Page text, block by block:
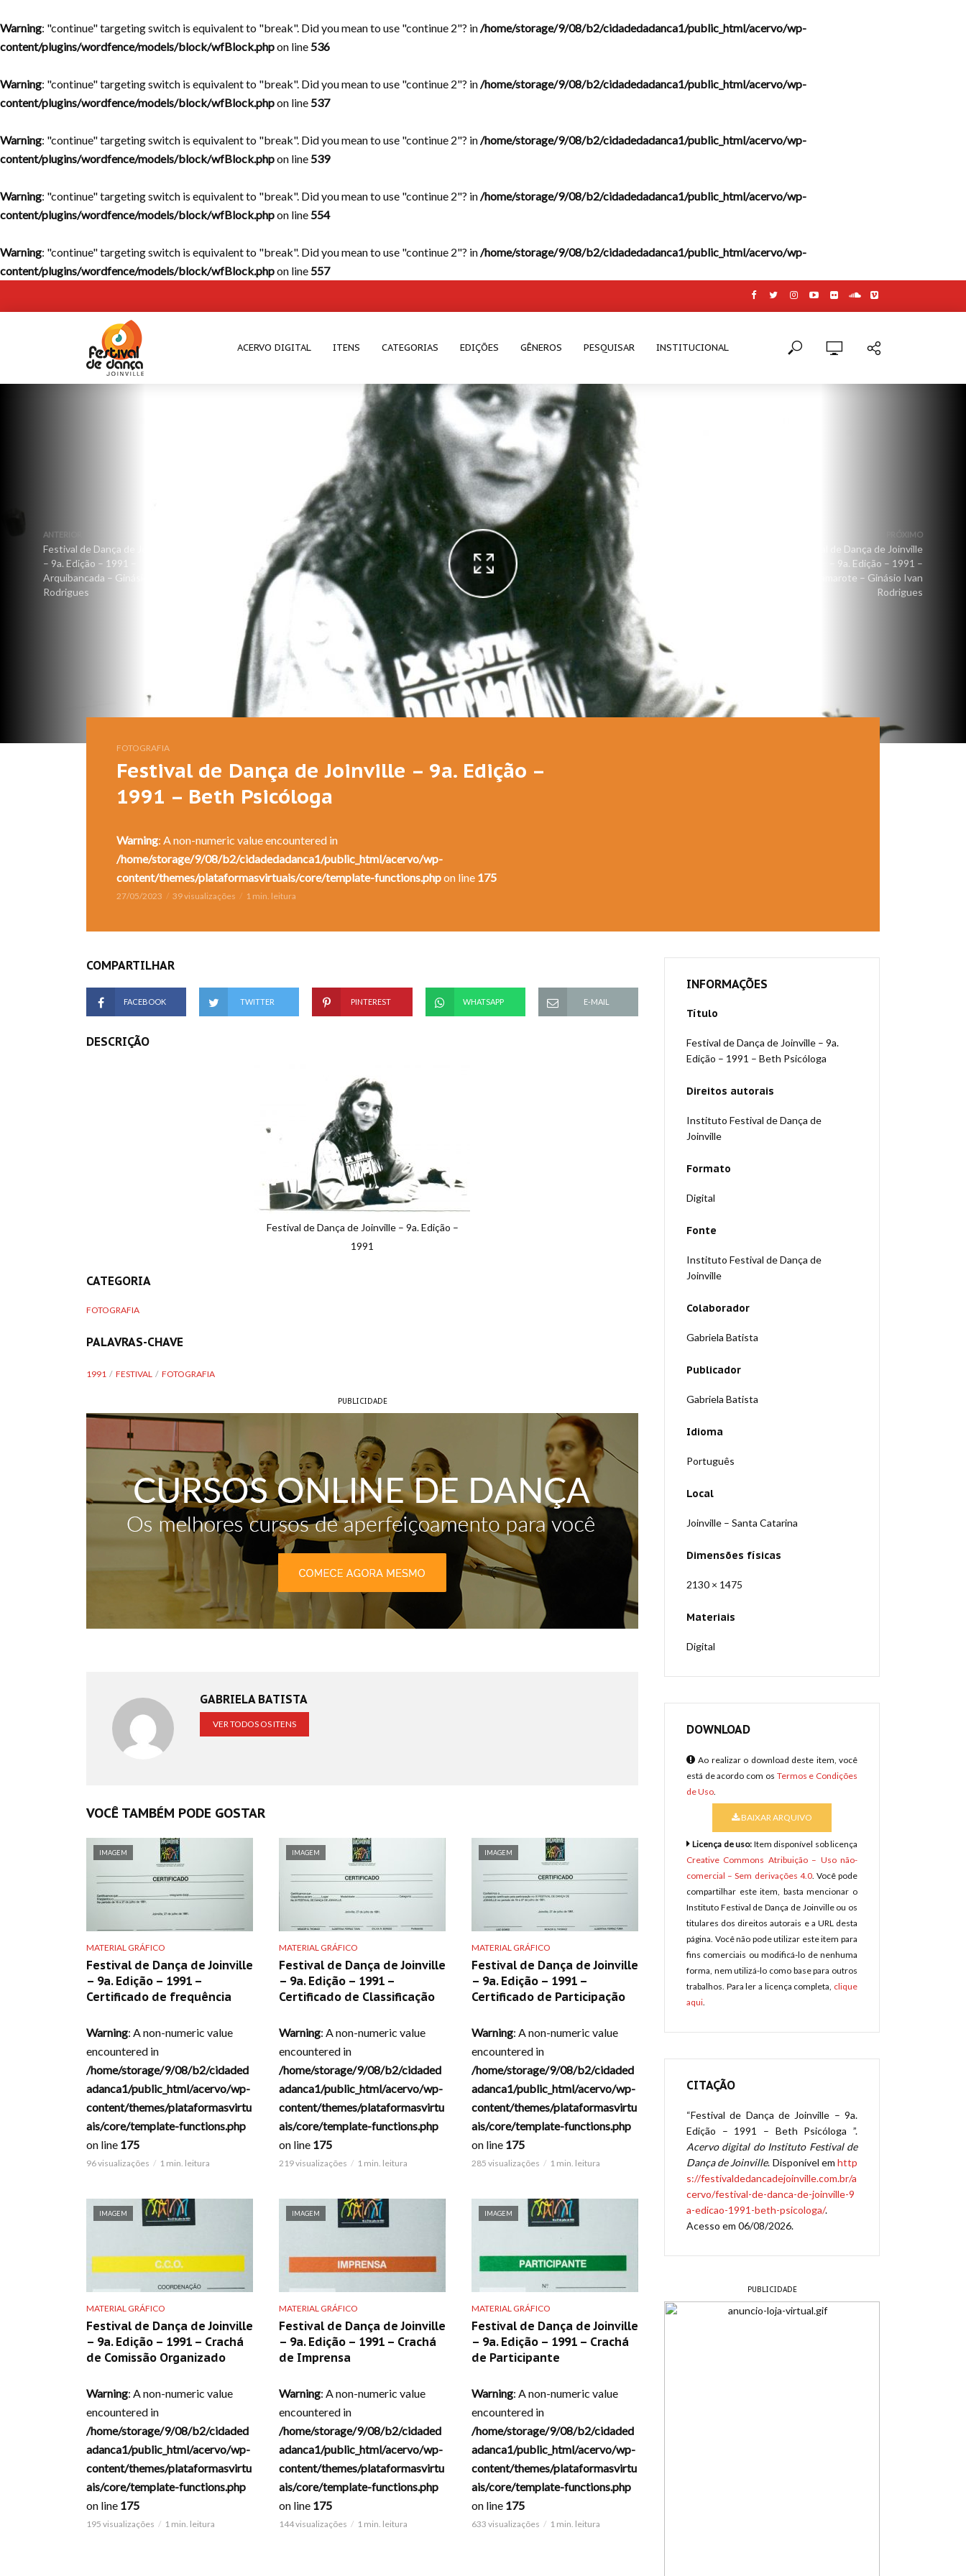
Warning: "continue" targeting switch is equivalent to "break". Did you mean to use "continue 2"? in/home/storage/9/08/b2/cidadedadanca1/public_html/acervo/wp-
content/plugins/wordfence/models/block/wfBlock.phpon line536
Warning: "continue" targeting switch is equivalent to "break". Did you mean to use "continue 2"? in/home/storage/9/08/b2/cidadedadanca1/public_html/acervo/wp-
content/plugins/wordfence/models/block/wfBlock.phpon line537
Warning: "continue" targeting switch is equivalent to "break". Did you mean to use "continue 2"? in/home/storage/9/08/b2/cidadedadanca1/public_html/acervo/wp-
content/plugins/wordfence/models/block/wfBlock.phpon line539
Warning: "continue" targeting switch is equivalent to "break". Did you mean to use "continue 2"? in/home/storage/9/08/b2/cidadedadanca1/public_html/acervo/wp-
content/plugins/wordfence/models/block/wfBlock.phpon line554
Warning: "continue" targeting switch is equivalent to "break". Did you mean to use "continue 2"? in/home/storage/9/08/b2/cidadedadanca1/public_html/acervo/wp-
content/plugins/wordfence/models/block/wfBlock.phpon line557
ACERVO DIGITAL ITENS CATEGORIAS EDIÇÕES GÊNEROS PESQUISAR INSTITUCIONAL
ANTERIOR
Festival de Dança de Joinville
– 9a. Edição – 1991 –
Arquibancada – Ginásio Ivan
Rodrigues
PRÓXIMO
Festival de Dança de Joinville
– 9a. Edição – 1991 –
Camarote – Ginásio Ivan
Rodrigues
FOTOGRAFIA
Festival de Dança de Joinville – 9a. Edição –
1991 – Beth Psicóloga
Warning: A non-numeric value encountered in
/home/storage/9/08/b2/cidadedadanca1/public_html/acervo/wp-
content/themes/plataformasvirtuais/core/template-functions.phpon line 175
27/05/2023 39 visualizações 1 min. leitura
COMPARTILHAR
FACEBOOK TWITTER PINTEREST WHATSAPP E-MAIL
DESCRIÇÃO
Festival de Dança de Joinville – 9a. Edição –
1991
CATEGORIA
FOTOGRAFIA
PALAVRAS-CHAVE
1991 FESTIVAL FOTOGRAFIA
PUBLICIDADE
GABRIELA BATISTA
VER TODOS OS ITENS
VOCÊ TAMBÉM PODE GOSTAR
IMAGEM
MATERIAL GRÁFICO
Festival de Dança de Joinville
– 9a. Edição – 1991 –
Certificado de frequência
Warning: A non-numeric value
encountered in
/home/storage/9/08/b2/cidaded
adanca1/public_html/acervo/wp-
content/themes/plataformasvirtu
ais/core/template-functions.php
on line 175
96 visualizações 1 min. leitura
IMAGEM
MATERIAL GRÁFICO
Festival de Dança de Joinville
– 9a. Edição – 1991 –
Certificado de Classificação
Warning: A non-numeric value
encountered in
/home/storage/9/08/b2/cidaded
adanca1/public_html/acervo/wp-
content/themes/plataformasvirtu
ais/core/template-functions.php
on line 175
219 visualizações 1 min. leitura
IMAGEM
MATERIAL GRÁFICO
Festival de Dança de Joinville
– 9a. Edição – 1991 –
Certificado de Participação
Warning: A non-numeric value
encountered in
/home/storage/9/08/b2/cidaded
adanca1/public_html/acervo/wp-
content/themes/plataformasvirtu
ais/core/template-functions.php
on line 175
285 visualizações 1 min. leitura
IMAGEM
MATERIAL GRÁFICO
Festival de Dança de Joinville
– 9a. Edição – 1991 – Crachá
de Comissão Organizado
Warning: A non-numeric value
encountered in
/home/storage/9/08/b2/cidaded
adanca1/public_html/acervo/wp-
content/themes/plataformasvirtu
ais/core/template-functions.php
on line 175
195 visualizações 1 min. leitura
IMAGEM
MATERIAL GRÁFICO
Festival de Dança de Joinville
– 9a. Edição – 1991 – Crachá
de Imprensa
Warning: A non-numeric value
encountered in
/home/storage/9/08/b2/cidaded
adanca1/public_html/acervo/wp-
content/themes/plataformasvirtu
ais/core/template-functions.php
on line 175
144 visualizações 1 min. leitura
IMAGEM
MATERIAL GRÁFICO
Festival de Dança de Joinville
– 9a. Edição – 1991 – Crachá
de Participante
Warning: A non-numeric value
encountered in
/home/storage/9/08/b2/cidaded
adanca1/public_html/acervo/wp-
content/themes/plataformasvirtu
ais/core/template-functions.php
on line 175
633 visualizações 1 min. leitura
INFORMAÇÕES
Título
Festival de Dança de Joinville – 9a.
Edição – 1991 – Beth Psicóloga
Direitos autorais
Instituto Festival de Dança de
Joinville
Formato
Digital
Fonte
Instituto Festival de Dança de
Joinville
Colaborador
Gabriela Batista
Publicador
Gabriela Batista
Idioma
Português
Local
Joinville – Santa Catarina
Dimensões físicas
2130 × 1475
Materiais
Digital
DOWNLOAD
Ao realizar o download deste item, você
está de acordo com os Termos e Condições
de Uso.
BAIXAR ARQUIVO
Licença de uso: Item disponível sob licença
Creative Commons Atribuição – Uso não-
comercial – Sem derivações 4.0. Você pode
compartilhar este item, basta mencionar o
Instituto Festival de Dança de Joinville ou os
titulares dos direitos autorais e a URL desta
página. Você não pode utilizar este item para
fins comerciais ou modificá-lo de nenhuma
forma, nem utilizá-lo como base para outros
trabalhos. Para ler a licença completa, clique
aqui.
CITAÇÃO
“Festival de Dança de Joinville – 9a.
Edição – 1991 – Beth Psicóloga ”.
Acervo digital do Instituto Festival de
Dança de Joinville. Disponível emhttp
s://festivaldedancadejoinville.com.br/a
cervo/festival-de-danca-de-joinville-9
a-edicao-1991-beth-psicologa/.
Acesso em 06/08/2026.
PUBLICIDADE